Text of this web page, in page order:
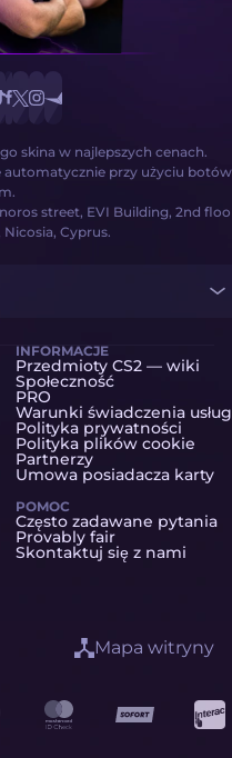
skina w najlepszych cenach.
automatycznie przy użyciu botów
street, EVI Building, 2nd
Nicosia, Cyprus.
INFORMACJE
Przedmioty CS2 — wiki
Społeczność
PRO
Warunki świadczenia usług
Polityka prywatności
Polityka plików cookie
Partnerzy
Umowa posiadacza karty
POMOC
Często zadawane pytania
Provably fair
Skontaktuj się z nami
Mapa witryny